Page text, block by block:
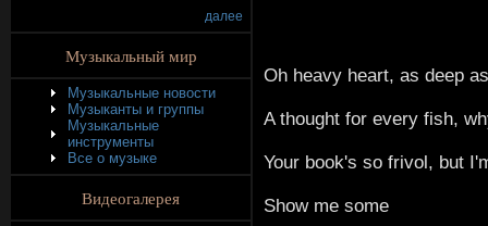
далее
Музыкальный мир
Музыкальные новости
Музыканты и группы
Музыкальные
инструменты
Все о музыке
Видеогалерея
Oh heavy heart, as deep
A thought for every fish,
Your book's so frivol, but
Show me some